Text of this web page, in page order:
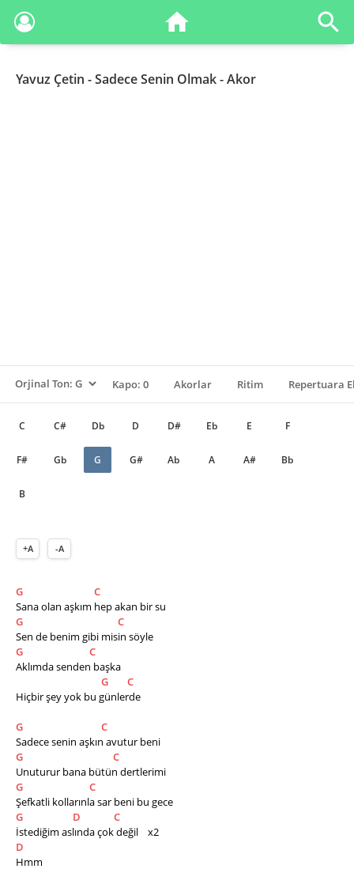
Yavuz Çetin - Sadece Senin Olmak - Akor
Kapo: 0 Akorlar Ritim Repertuara
C C# Db D D# Eb E F
F# Gb G G# Ab A A# Bb
B
+A -A
G
C
Sana olan aşkım hep akan bir su
G
C
Sen de benim gibi misin söyle
G
C
Aklımda senden başka
G
C
Hiçbir şey yok bu günlerde
G
C
Sadece senin aşkın avutur beni
G
C
Unuturur bana bütün dertlerimi
G
C
Şefkatli kollarınla sar beni bu gece
G
D
C
İstediğim aslında çok değil    x2
D
Hmm